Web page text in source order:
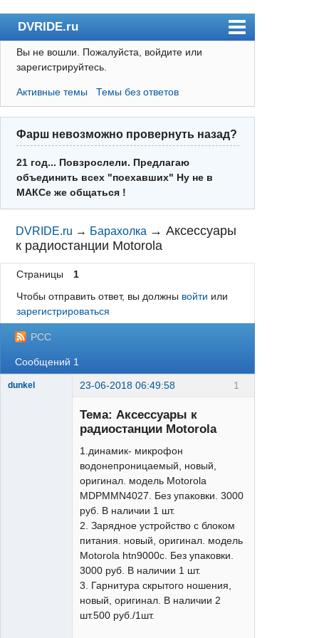
DVRIDE.ru
Форум
Пользователи
Правила
Поиск
Регистрация
Вход
Вы не вошли. Пожалуйста, войдите или
зарегистрируйтесь.
Активные темы Темы без ответов
Фарш невозможно провернуть назад?
21 год... Повзрослели. Предлагаю
объединить всех "поехавших" Ну не в
МАКСе же общаться !
DVRIDE.ru → Барахолка →Аксессуары
к радиостанции Motorola
Страницы
1
Чтобы отправить ответ, вы должны войти или
зарегистрироваться
РСС
Сообщений 1
1
dunkel 23-06-2018 06:49:58
Тема: Аксессуары к
радиостанции Motorola
1.динамик- микрофон
водонепроницаемый, новый,
оригинал. модель Motorola
MDPMMN4027. Без упаковки. 3000
руб. В наличии 1 шт.
2. Зарядное устройство с блоком
питания. новый, оригинал. модель
Motorola htn9000c. Без упаковки.
3000 руб. В наличии 1 шт.
3. Гарнитура скрытого ношения,
новый, оригинал. В наличии 2
шт.500 руб./1шт.